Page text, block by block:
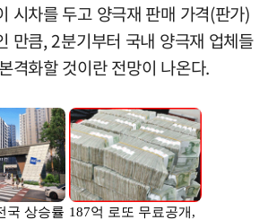
시차를 두고 양극재 판매 가격(판가)
만큼, 2분기부터 국내 양극재 업체들
격화할 것이란 전망이 나온다.